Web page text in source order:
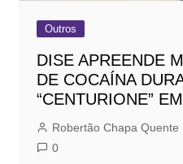
Outros
DISE APREENDE
DE COCAÍNA
“CENTURIONE”
Robertão Chapa Quente
0